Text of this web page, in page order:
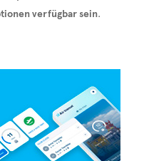
verfügbar sein.